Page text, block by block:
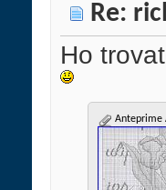
Re:
Ho
Anteprime